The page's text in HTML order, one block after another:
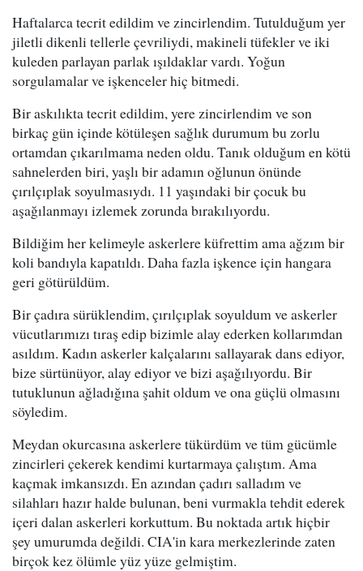
Haftalarca tecrit edildim ve zincirlendim. Tutulduğum yer
jiletli dikenli tellerle çevriliydi, makineli tüfekler ve iki
kuleden parlayan parlak ışıldaklar vardı. Yoğun
sorgulamalar ve işkenceler hiç bitmedi.
Bir askılıkta tecrit edildim, yere zincirlendim ve son
birkaç gün içinde kötüleşen sağlık durumum bu zorlu
ortamdan çıkarılmama neden oldu. Tanık olduğum en kötü
sahnelerden biri, yaşlı bir adamın oğlunun önünde
çırılçıplak soyulmasıydı. 11 yaşındaki bir çocuk bu
aşağılanmayı izlemek zorunda bırakılıyordu.
Bildiğim her kelimeyle askerlere küfrettim ama ağzım bir
koli bandıyla kapatıldı. Daha fazla işkence için hangara
geri götürüldüm.
Bir çadıra sürüklendim, çırılçıplak soyuldum ve askerler
vücutlarımızı tıraş edip bizimle alay ederken kollarımdan
asıldım. Kadın askerler kalçalarını sallayarak dans ediyor,
bize sürtünüyor, alay ediyor ve bizi aşağılıyordu. Bir
tutuklunun ağladığına şahit oldum ve ona güçlü olmasını
söyledim.
Meydan okurcasına askerlere tükürdüm ve tüm gücümle
zincirleri çekerek kendimi kurtarmaya çalıştım. Ama
kaçmak imkansızdı. En azından çadırı salladım ve
silahları hazır halde bulunan, beni vurmakla tehdit ederek
içeri dalan askerleri korkuttum. Bu noktada artık hiçbir
şey umurumda değildi. CIA'in kara merkezlerinde zaten
birçok kez ölümle yüz yüze gelmiştim.